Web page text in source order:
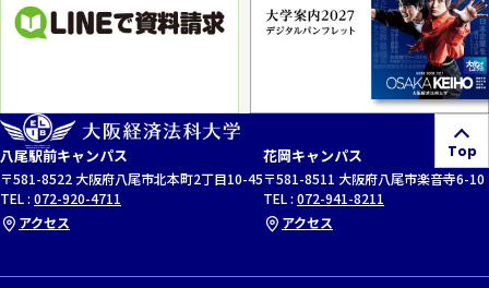
八尾駅前キャンパス
〒581-8522 大阪府八尾市北本町2丁目10-45
TEL : 072-920-4711
アクセス
花岡キャンパス
〒581-8511 大阪府八尾市楽音寺6-10
TEL : 072-941-8211
アクセス
Top